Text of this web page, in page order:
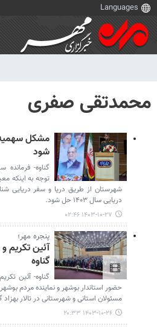
محمدتقی صفری
مشکل
شود
گناوه- فرمانده
شهرستان از طریق دریا و سفر دریایی
دریایی سال ۱۴۰۳ حل شود.
۱۴۰۳-۱۰-۲۷ ۰۲:۴۶
پنجره مهر؛
آئین تکریم
گناوه
گناوه- آئین
حضور استاندار بوشهر و نماینده مردم
مسئولان استانی و شهرستانی در تالار بهزاد
۱۴۰۳-۱۰-۲۶ ۲۰:۳۳